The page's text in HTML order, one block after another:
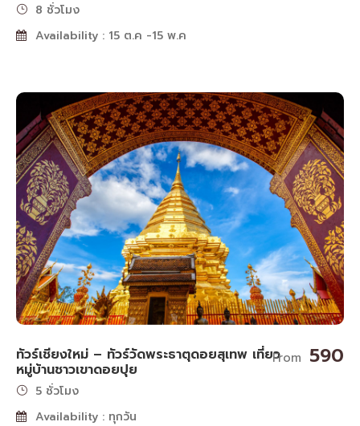
8 ชั่วโมง
Availability : 15 ต.ค -15 พ.ค
ทัวร์เชียงใหม่ – ทัวร์วัดพระธาตุดอยสุเทพ เที่ยว
หมู่บ้านชาวเขาดอยปุย
From 590
5 ชั่วโมง
Availability : ทุกวัน